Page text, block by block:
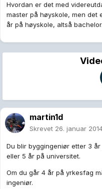
Hvordan er det med
master på høyskole, men det
år på høyskole, altså
martin1d
Skrevet 26. januar
Du blir byggingeniør etter 3
eller 5 år på universitet.
Om du går 4 år på yrkesfag
ingeniør.